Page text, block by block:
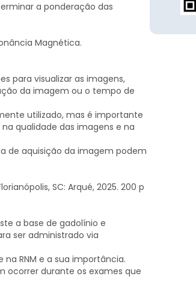
a ponderação das
Magnética.
para visualizar as imagens,
da imagem ou o tempo de
utilizado, mas é importante
qualidade das imagens e na
de aquisição da imagem podem
SC: Arqué, 2025. 200 p
a base de gadolínio e
ser administrado via
na RNM e a sua importância.
ocorrer durante os exames que